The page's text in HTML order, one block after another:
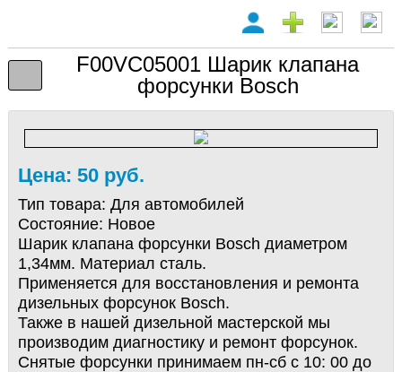
F00VC05001 Шарик клапана
форсунки Bosch
Цена: 50 руб.
Тип товара: Для автомобилей
Состояние: Новое
Шарик клапана форсунки Bosch диаметром
1,34мм. Материал сталь.
Применяется для восстановления и ремонта
дизельных форсунок Bosch.
Также в нашей дизельной мастерской мы
производим диагностику и ремонт форсунок.
Снятые форсунки принимаем пн-сб с 10: 00 до